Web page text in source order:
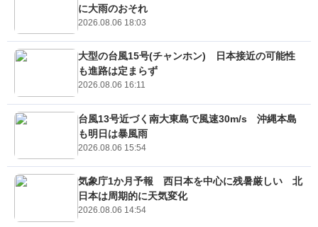
に大雨のおそれ
2026.08.06 18:03
大型の台風15号(チャンホン) 日本接近の可能性
も進路は定まらず
2026.08.06 16:11
台風13号近づく南大東島で風速30m/s 沖縄本島
も明日は暴風雨
2026.08.06 15:54
気象庁1か月予報 西日本を中心に残暑厳しい 北
日本は周期的に天気変化
2026.08.06 14:54